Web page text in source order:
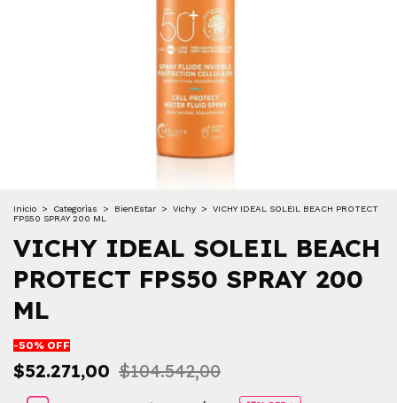
Inicio > Categorìas > BienEstar > Vichy >
VICHY IDEAL SOLEIL BEACH PROTECT
FPS50 SPRAY 200 ML
VICHY IDEAL SOLEIL BEACH
PROTECT FPS50 SPRAY 200
ML
-50% OFF
$52.271,00 $104.542,00